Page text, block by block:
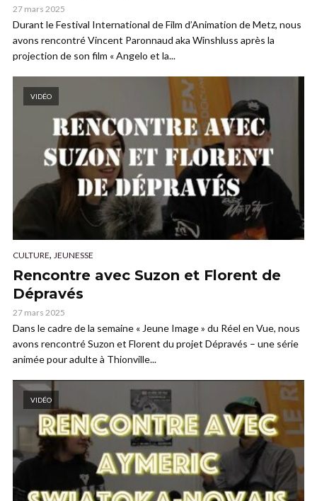
27 mars 2025
Durant le Festival International de Film d’Animation de Metz, nous
avons rencontré Vincent Paronnaud aka Winshluss après la
projection de son film « Angelo et la...
VIDÉO
CULTURE, JEUNESSE
Rencontre avec Suzon et Florent de
Dépravés
27 mars 2025
Dans le cadre de la semaine « Jeune Image » du Réel en Vue, nous
avons rencontré Suzon et Florent du projet Dépravés – une série
animée pour adulte à Thionville...
VIDÉO